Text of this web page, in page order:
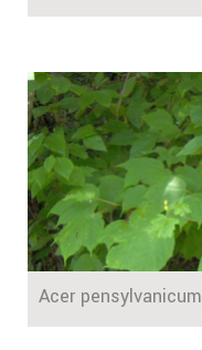
Acer pensylvanicum